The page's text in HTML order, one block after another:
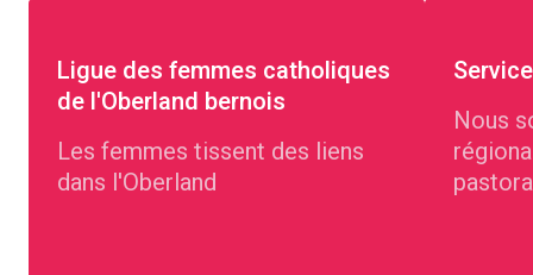
Ligue des femmes catholiques
de l'Oberland bernois
Les femmes tissent des liens
dans l'Oberland
Nous